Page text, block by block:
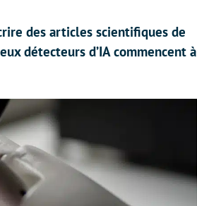
des articles scientifiques de
détecteurs d’IA commencent à